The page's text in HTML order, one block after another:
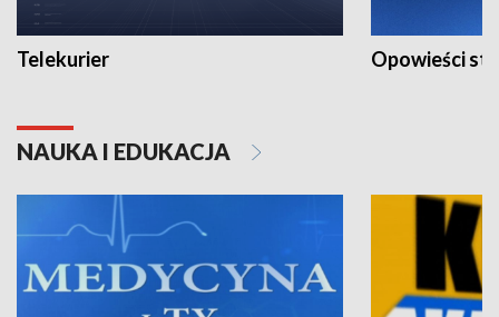
Telekurier Opowieści
NAUKA I EDUKACJA